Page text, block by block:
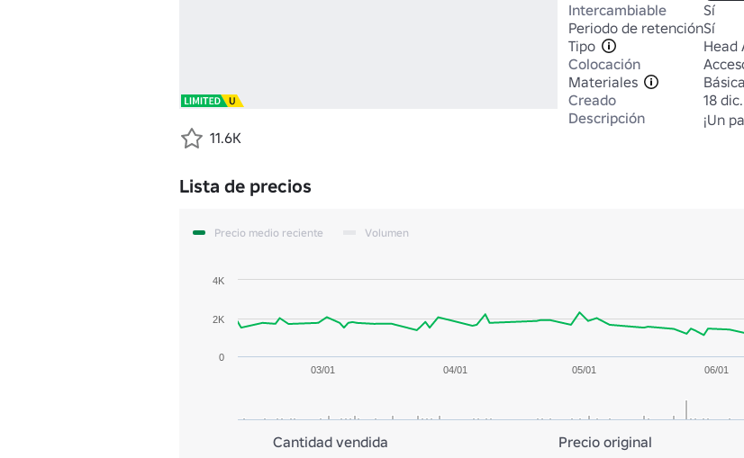
Intercambiable
Sí
Periodo de retenciónSí
Tipo
Head
Colocación
Materiales
Básica
Creado
18
Descripción
¡Un
11.6K
Lista de precios
Precio medio reciente Volumen
03/01 04/01 05/01 06/01
0
2K
4K
Cantidad vendida Precio original